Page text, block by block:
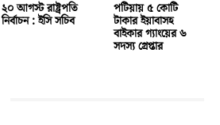
২০ আগস্ট রাষ্ট্রপতি
নির্বাচন : ইসি সচিব
পটিয়ায় ৫ কোটি
টাকার ইয়াবাসহ
বাইকার গ্যাংয়ের ৬
সদস্য গ্রেপ্তার